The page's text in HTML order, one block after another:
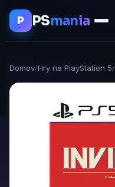
P PSmania
Domov/Hry na PlayStation 5/